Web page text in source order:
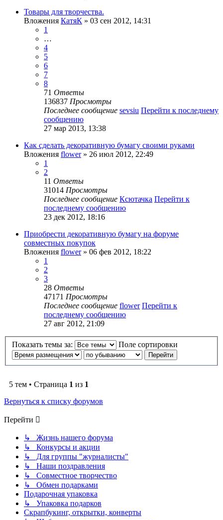
Товары для творчества.
Вложения КатяК » 03 сен 2012, 14:31
1
…
4
5
6
7
8
71 Ответы
136837 Просмотры
Последнее сообщение sevsiu Перейти к последнему
сообщению
27 мар 2013, 13:38
Как сделать декоративную бумагу своими руками
Вложения flower» 26 июл 2012, 22:49
1
2
11 Ответы
31014 Просмотры
Последнее сообщение Ксютачка Перейти к
последнему сообщению
23 дек 2012, 18:16
Приобрести декоративную бумагу на форуме
совместных покупок
Вложения flower» 06 фев 2012, 18:22
1
2
3
28 Ответы
47171 Просмотры
Последнее сообщение flower Перейти к
последнему сообщению
27 авг 2012, 21:09
Показать темы за: Поле сортировки
5 тем • Страница 1 из 1
Вернуться к списку форумов
Перейти
↳ Жизнь нашего форума
↳ Конкурсы и акции
↳ Для группы "журналисты"
↳ Наши поздравления
↳ Совместное творчество
↳ Обмен подарками
Подарочная упаковка
↳ Упаковка подарков
Скрапбукинг, открытки, конверты